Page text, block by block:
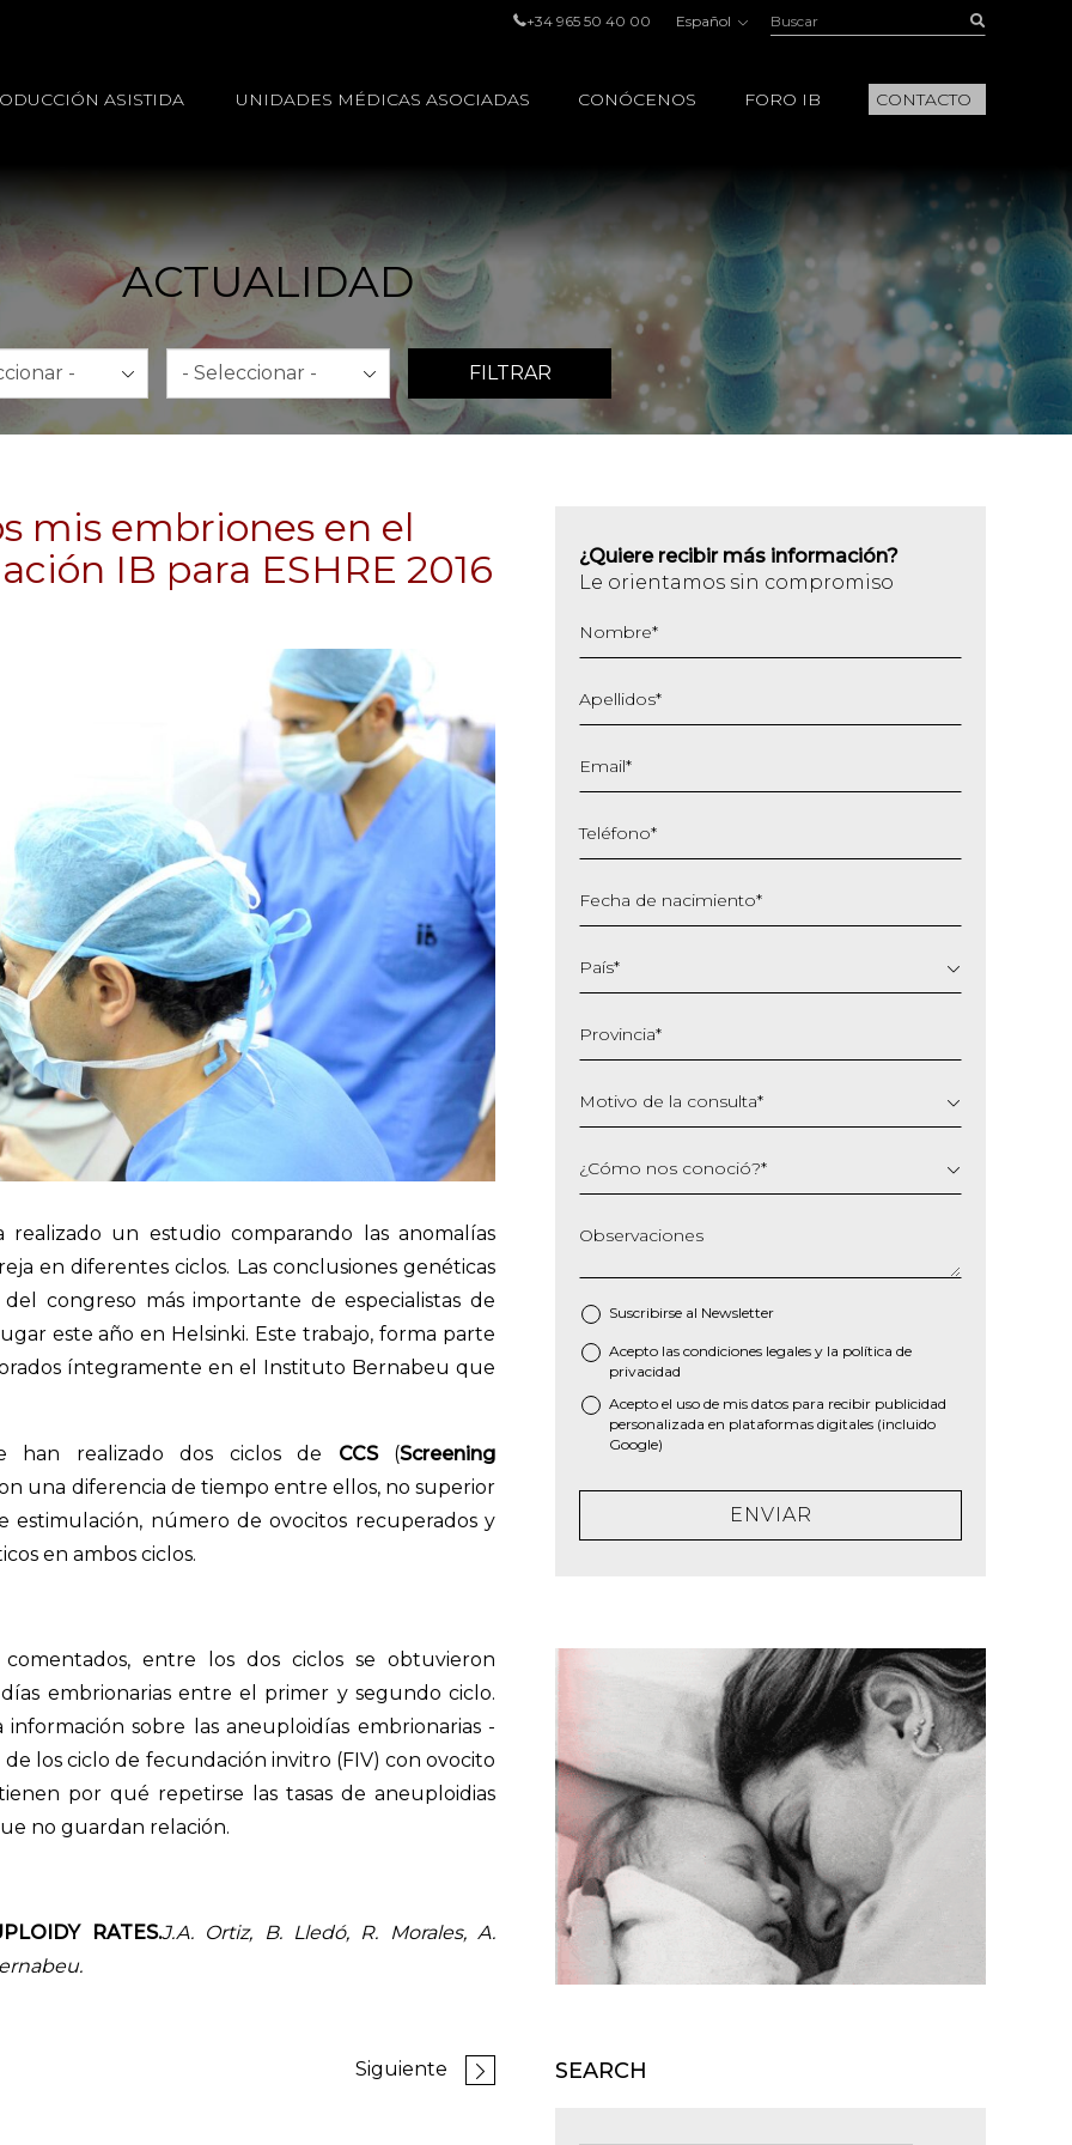
+34 965 50 40 00 Español Buscar:
ASISTIDA UNIDADES MÉDICAS ASOCIADAS CONÓCENOS FORO IB CONTACTO
ACTUALIDAD
Año
FILTRAR
mis embriones en el
IB para ESHRE 2016
un estudio comparando las anomalías
en diferentes ciclos. Las conclusiones genéticas
congreso más importante de especialistas de
este año en Helsinki. Este trabajo, forma parte
íntegramente en el Instituto Bernabeu que
han realizado dos ciclos de CCS (Screening
una diferencia de tiempo entre ellos, no superior
número de ovocitos recuperados y
en ambos ciclos.
entre los dos ciclos se obtuvieron
embrionarias entre el primer y segundo ciclo.
sobre las aneuploidías embrionarias -
los ciclo de fecundación invitro (FIV) con ovocito
por qué repetirse las tasas de aneuploidias
no guardan relación.
RATES.J.A. Ortiz, B. Lledó, R. Morales, A.
Siguiente
¿Quiere recibir más información?
Le orientamos sin compromiso
Nombre*
Apellidos*
Email*
Teléfono*
Fecha de nacimiento*
barra
MM
AAAA
País*
Provincia*
Motivo de la consulta*
¿Cómo nos conoció?*
Observaciones
Suscribirse al Newsletter
* Acepto las condiciones legales y la política de
privacidad
Acepto el uso de mis datos para recibir publicidad
personalizada en plataformas digitales (incluido
Google)
ENVIAR
SEARCH